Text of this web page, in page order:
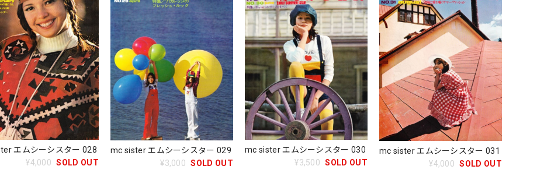
エムシーシスター 028
¥4,000 SOLD OUT
mc sister エムシーシスター 029
¥3,000 SOLD OUT
mc sister エムシーシスター 030
¥3,500 SOLD OUT
mc sister エムシーシスター 031
¥4,000 SOLD OUT